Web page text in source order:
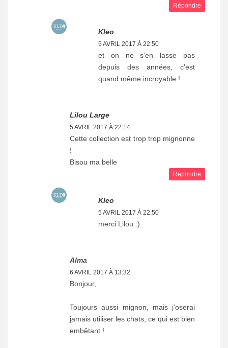
Répondre
Kleo
5 AVRIL 2017 À 22:50
et on ne s'en lasse pas
depuis des années, c'est
quand même incroyable !
Lilou Large
5 AVRIL 2017 À 22:14
Cette collection est trop trop mignonne
!
Bisou ma belle
Répondre
Kleo
5 AVRIL 2017 À 22:50
merci Lilou :)
Alma
6 AVRIL 2017 À 13:32
Bonjour,
Toujours aussi mignon, mais j'oserai
jamais utiliser les chats, ce qui est bien
embêtant !